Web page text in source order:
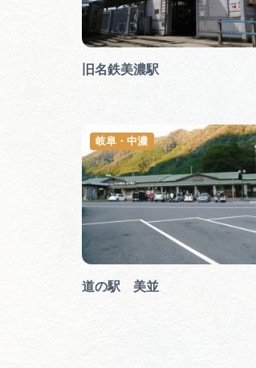
旧名鉄美濃駅
道の駅 美並
岐阜・中濃